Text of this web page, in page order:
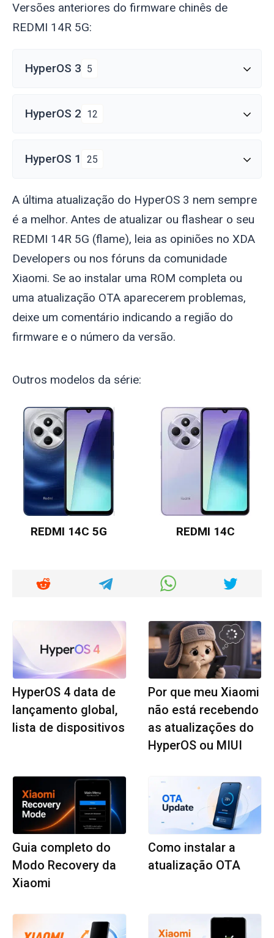
Versões anteriores do firmware chinês de
REDMI 14R 5G:
HyperOS 3 5
HyperOS 2 12
HyperOS 1 25
A última atualização do HyperOS 3 nem sempre
é a melhor. Antes de atualizar ou flashear o seu
REDMI 14R 5G (flame), leia as opiniões no XDA
Developers ou nos fóruns da comunidade
Xiaomi. Se ao instalar uma ROM completa ou
uma atualização OTA aparecerem problemas,
deixe um comentário indicando a região do
firmware e o número da versão.
Outros modelos da série:
REDMI 14C 5G REDMI 14C
HyperOS 4 data de
lançamento global,
lista de dispositivos
Por que meu Xiaomi
não está recebendo
as atualizações do
HyperOS ou MIUI
Guia completo do
Modo Recovery da
Xiaomi
Como instalar a
atualização OTA